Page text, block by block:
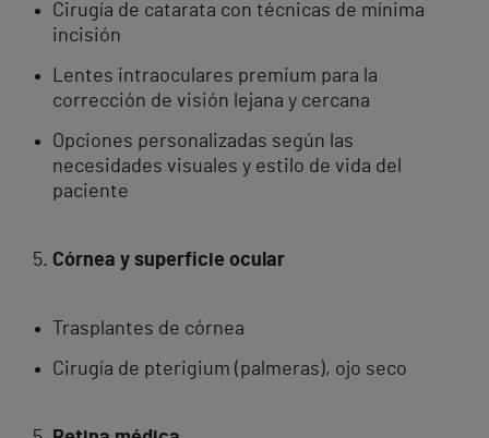
Cirugía de catarata con técnicas de mínima
incisión
Lentes intraoculares premium para la
corrección de visión lejana y cercana
Opciones personalizadas según las
necesidades visuales y estilo de vida del
paciente
Córnea y superficie ocular
Trasplantes de córnea
Cirugía de pterigium (palmeras), ojo seco